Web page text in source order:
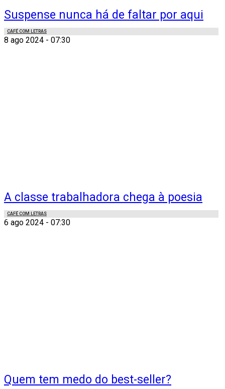
Suspense nunca há de faltar por aqui
CAFÉ COM LETRAS
8 ago 2024 - 07:30
A classe trabalhadora chega à poesia
CAFÉ COM LETRAS
6 ago 2024 - 07:30
Quem tem medo do best-seller?